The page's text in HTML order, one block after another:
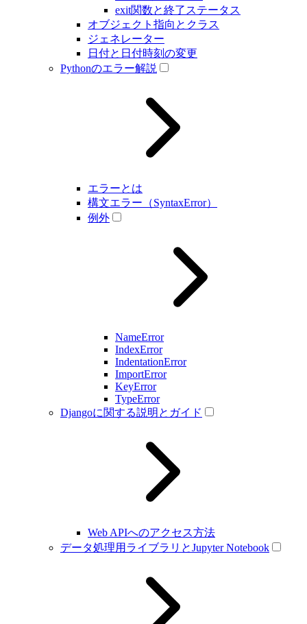
exit関数と終了ステータス
オブジェクト指向とクラス
ジェネレーター
日付と日付時刻の変更
Pythonのエラー解説
エラーとは
構文エラー（SyntaxError）
例外
NameError
IndexError
IndentationError
ImportError
KeyError
TypeError
Djangoに関する説明とガイド
Web APIへのアクセス方法
データ処理用ライブラリとJupyter Notebook